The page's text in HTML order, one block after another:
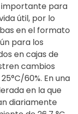
importante para
útil, por lo
en el formato
para los
en cajas de
cambios
60%. En una
en la que
diariamente